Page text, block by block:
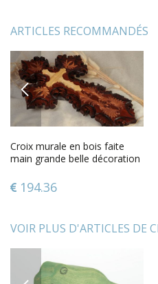
ARTICLES RECOMMANDÉS
PREVIOUS
Croix murale en bois faite
main grande belle décoration
194.36
VOIR PLUS D'ARTICLES DE